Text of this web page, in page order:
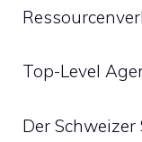
Top-Level
Der